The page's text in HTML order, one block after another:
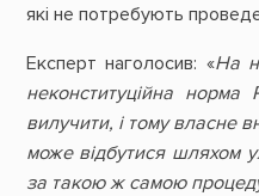
які не потребують
Експерт наголосив: «На
неконституційна норма
вилучити, і тому власне
може відбутися шляхом
за такою ж самою